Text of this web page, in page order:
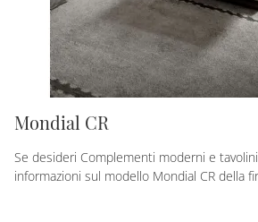
Mondial CR
Se desideri Complementi moderni e
informazioni sul modello Mondial CR della